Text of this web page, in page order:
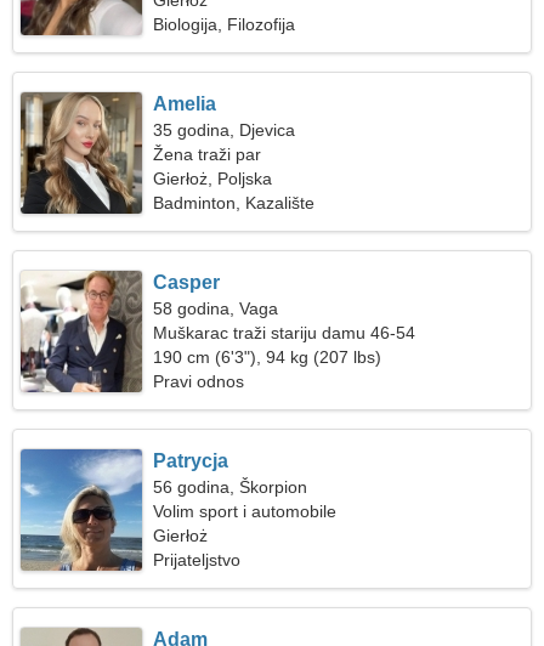
Biologija, Filozofija
Amelia
35 godina, Djevica
Žena traži par
Gierłoż, Poljska
Badminton, Kazalište
Casper
58 godina, Vaga
Muškarac traži stariju damu 46-54
190 cm (6'3"), 94 kg (207 lbs)
Pravi odnos
Patrycja
56 godina, Škorpion
Volim sport i automobile
Gierłoż
Prijateljstvo
Adam